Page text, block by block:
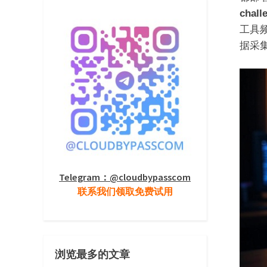
工具
据采
Telegram：@cloudbypasscom
联系我们领取免费试用
浏览最多的文章